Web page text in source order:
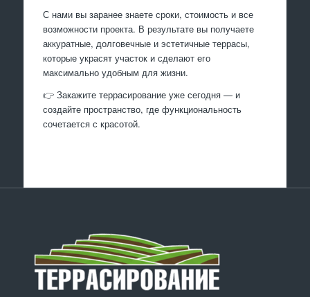
С нами вы заранее знаете сроки, стоимость и все
возможности проекта. В результате вы получаете
аккуратные, долговечные и эстетичные террасы,
которые украсят участок и сделают его
максимально удобным для жизни.
👉 Закажите террасирование уже сегодня — и
создайте пространство, где функциональность
сочетается с красотой.